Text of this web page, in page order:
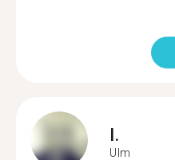
I.
Ulm